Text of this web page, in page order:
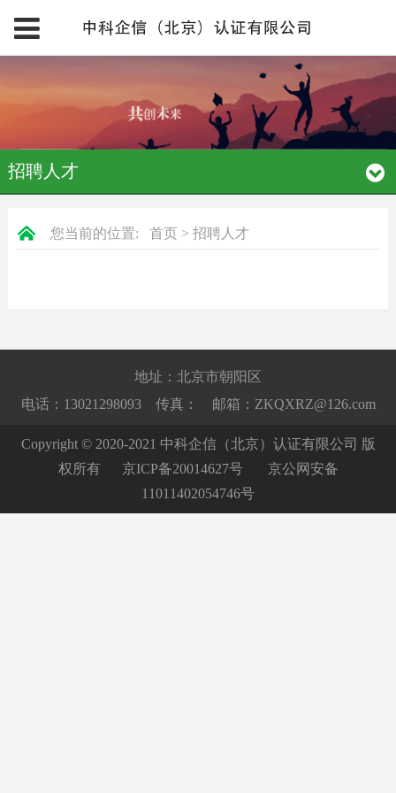
招聘人才
您当前的位置: 首页> 招聘人才
地址：北京市朝阳区
电话：13021298093 传真： 邮箱：ZKQXRZ@126.com
Copyright © 2020-2021 中科企信（北京）认证有限公司 版
权所有 京ICP备20014627号
京公网安备
11011402054746号